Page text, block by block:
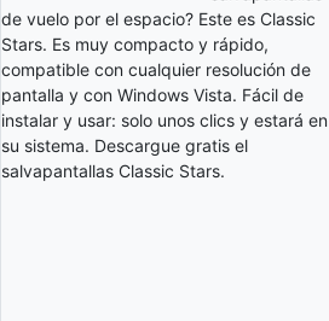
de vuelo por el espacio? Este es Classic
Stars. Es muy compacto y rápido,
compatible con cualquier resolución de
pantalla y con Windows Vista. Fácil de
instalar y usar: solo unos clics y estará en
su sistema. Descargue gratis el
salvapantallas Classic Stars.